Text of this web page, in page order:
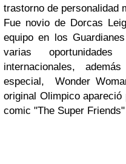
trastorno de personalidad
Fue novio de Dorcas
equipo en los
varias
internacionales,
especial, Wonder
original Olimpico
comic "The Super